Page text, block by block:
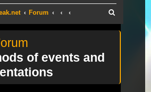
Forum
of events and